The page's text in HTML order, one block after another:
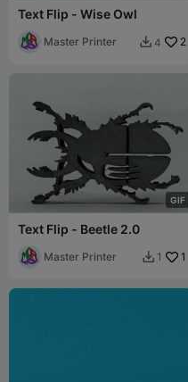
Text Flip - Wise Owl
Master Printer  4 2
GIF
Text Flip - Beetle 2.0
Master Printer  1 1